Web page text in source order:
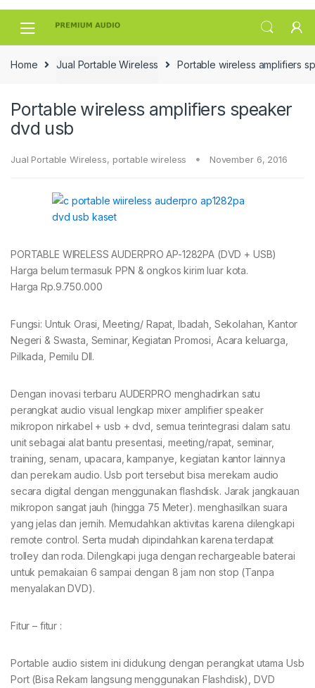
Skip
Skip
Home Jual Portable Wireless Portable wireless amplifiers
Portable wireless amplifiers speaker
dvd usb
Jual Portable Wireless, portable wireless November 6, 2016
PORTABLE WIRELESS AUDERPRO AP-1282PA (DVD + USB)
Harga belum termasuk PPN & ongkos kirim luar kota.
Harga Rp.9.750.000
Fungsi: Untuk Orasi, Meeting/ Rapat, Ibadah, Sekolahan, Kantor
Negeri & Swasta, Seminar, Kegiatan Promosi, Acara keluarga,
Pilkada, Pemilu Dll.
Dengan inovasi terbaru AUDERPRO menghadirkan satu
perangkat audio visual lengkap mixer amplifier speaker
mikropon nirkabel + usb + dvd, semua terintegrasi dalam satu
unit sebagai alat bantu presentasi, meeting/rapat, seminar,
training, senam, upacara, kampanye, kegiatan kantor lainnya
dan perekam audio. Usb port tersebut bisa merekam audio
secara digital dengan menggunakan flashdisk. Jarak jangkauan
mikropon sangat jauh (hingga 75 Meter). menghasilkan suara
yang jelas dan jernih. Memudahkan aktivitas karena dilengkapi
remote control. Serta mudah dipindahkan karena terdapat
trolley dan roda. Dilengkapi juga dengan rechargeable baterai
untuk pemakaian 6 sampai dengan 8 jam non stop (Tanpa
menyalakan DVD).
Fitur – fitur :
Portable audio sistem ini didukung dengan perangkat utama Usb
Port (Bisa Rekam langsung menggunakan Flashdisk), DVD